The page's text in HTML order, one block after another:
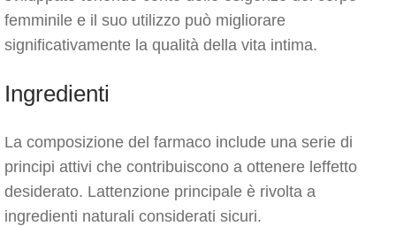
femminile e il suo utilizzo può migliorare
significativamente la qualità della vita intima.
Ingredienti
La composizione del farmaco include una serie di
principi attivi che contribuiscono a ottenere leffetto
desiderato. Lattenzione principale è rivolta a
ingredienti naturali considerati sicuri.